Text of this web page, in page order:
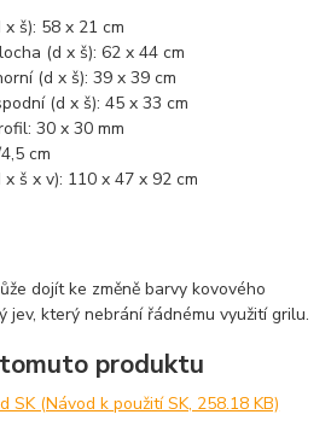
š): 58 x 21 cm
(d x š): 62 x 44 cm
(d x š): 39 x 39 cm
(d x š): 45 x 33 cm
30 x 30 mm
cm
š x v): 110 x 47 x 92 cm
dojít ke změně barvy kovového
jev, který nebrání řádnému využití grilu.
produktu
SK (Návod k použití SK, 258.18 KB)